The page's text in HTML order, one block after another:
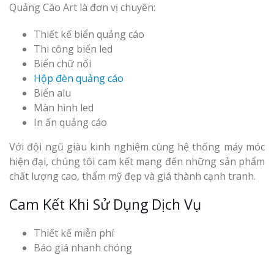
Quảng Cáo Art là đơn vị chuyên:
Thiết kế biển quảng cáo
Thi công biển led
Biển chữ nổi
Hộp đèn quảng cáo
Biển alu
Màn hình led
In ấn quảng cáo
Với đội ngũ giàu kinh nghiệm cùng hệ thống máy móc
hiện đại, chúng tôi cam kết mang đến những sản phẩm
chất lượng cao, thẩm mỹ đẹp và giá thành cạnh tranh.
Cam Kết Khi Sử Dụng Dịch Vụ
Thiết kế miễn phí
Báo giá nhanh chóng